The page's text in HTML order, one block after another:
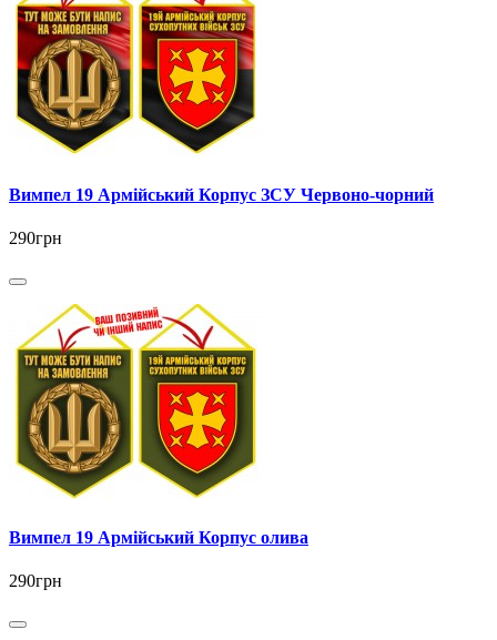
Вимпел 19 Армійський Корпус ЗСУ Червоно-чорний
290грн
Вимпел 19 Армійський Корпус олива
290грн